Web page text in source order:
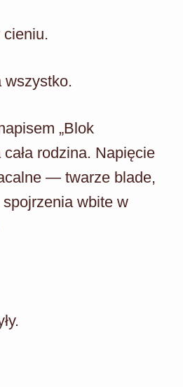
cieniu.
wszystko.
„Blok
cała rodzina. Napięcie
— twarze blade,
spojrzenia wbite w